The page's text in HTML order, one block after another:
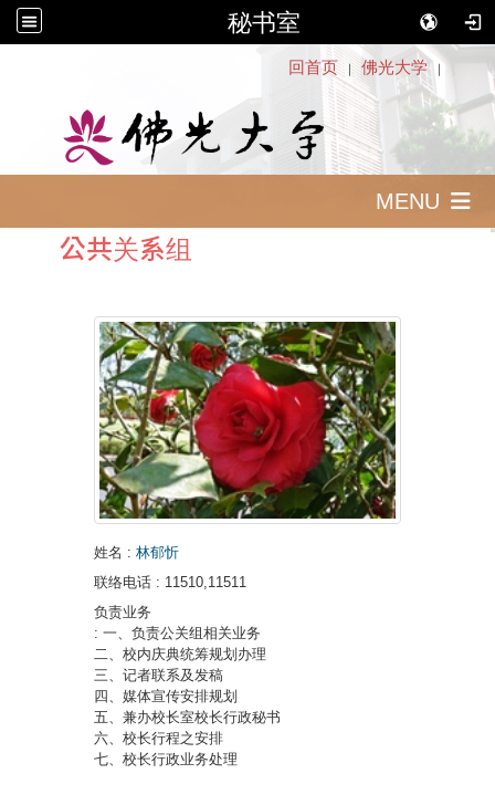
秘书室
回首页 ｜ 佛光大学 ｜
MENU
公共关系组
姓名 :林郁忻
联络电话 : 11510,11511
负责业务
: 一、负责公关组相关业务
二、校内庆典统筹规划办理
三、记者联系及发稿
四、媒体宣传安排规划
五、兼办校长室校长行政秘书
六、校长行程之安排
七、校长行政业务处理